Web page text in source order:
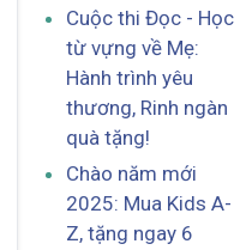
Cuộc thi Đọc - Học
từ vựng về Mẹ:
Hành trình yêu
thương, Rinh ngàn
quà tặng!
Chào năm mới
2025: Mua Kids A-
Z, tặng ngay 6